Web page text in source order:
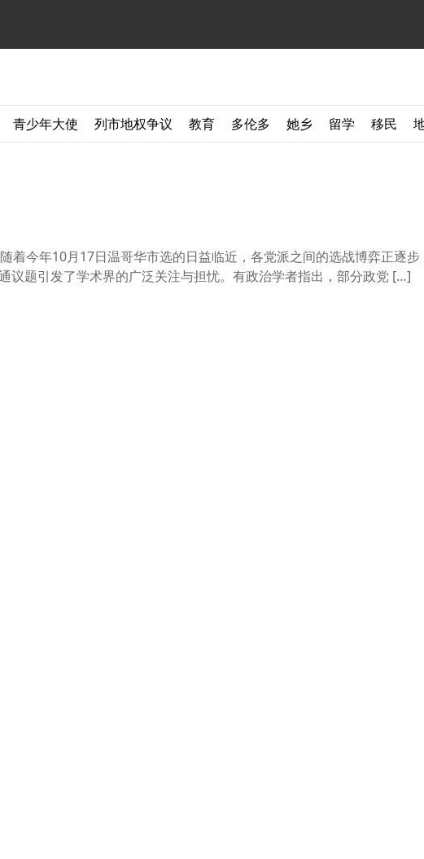
青少年大使 列市地权争议 教育 多伦多 她乡 留学 移民
随着今年10月17日温哥华市选的日益临近，各党派之间的选战博弈正逐步
议题引发了学术界的广泛关注与担忧。有政治学者指出，部分政党 […]